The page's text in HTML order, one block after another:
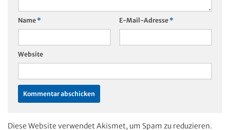
Name * E-Mail-Adresse *
Website
Diese Website verwendet Akismet, um Spam zu reduzieren.